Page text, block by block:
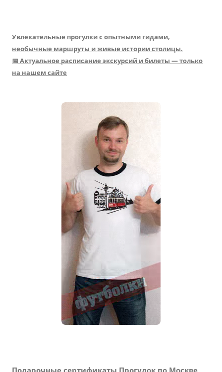
Увлекательные прогулки с опытными гидами,
необычные маршруты и живые истории столицы.
📅 Актуальное расписание экскурсий и билеты — только
на нашем сайте
Подарочные сертификаты Прогулок по Москве